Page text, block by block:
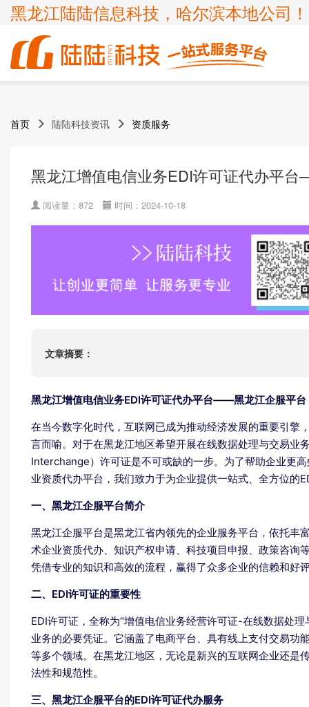
黑龙江陆陆信息科技，哈尔滨本地公司！
企业服务
APPLICATION CONDITIONS
呼叫中心业务
外资经营电信业务
诊所备案
知识产权
商标疑难
认证服务
ISO14001
ISO27001
ISO20000
FSC森林认证
ISO22000
IATF16949
项目申报
专精特新
首页 陆陆科技资讯 资质服务
黑龙江增值电信业务EDI许可证代办平
阅读量：872 时间：2024-10-18
文章摘要：
黑龙江增值电信业务EDI许可证代办平台——黑龙江企服平台
在当今数字化时代，互联网已成为推动经济发展的重要引擎
言而喻。对于在黑龙江地区希望开展在线数据处理与交易
Interchange）许可证是不可或缺的一步。为了帮助企业更
业资质代办平台，我们致力于为企业提供一站式、全方位的
一、黑龙江企服平台简介
黑龙江企服平台是黑龙江省内领先的企业服务平台，依托丰
术企业资质代办、知识产权申请、科技项目申报、政策咨询
凭借专业的知识和高效的流程，赢得了众多企业的信赖和好
二、EDI许可证的重要性
EDI许可证，全称为“增值电信业务经营许可证-在线数据处
业务的必要凭证。它涵盖了电商平台、具有线上支付交易功
等多个领域。在黑龙江地区，无论是新兴的互联网企业还是
法性和规范性。
三、黑龙江企服平台的EDI许可证代办服务